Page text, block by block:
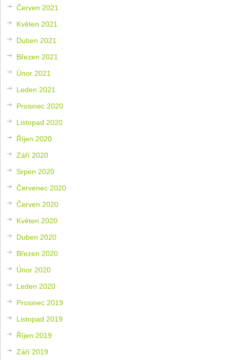
Červen 2021
Květen 2021
Duben 2021
Březen 2021
Únor 2021
Leden 2021
Prosinec 2020
Listopad 2020
Říjen 2020
Září 2020
Srpen 2020
Červenec 2020
Červen 2020
Květen 2020
Duben 2020
Březen 2020
Únor 2020
Leden 2020
Prosinec 2019
Listopad 2019
Říjen 2019
Září 2019